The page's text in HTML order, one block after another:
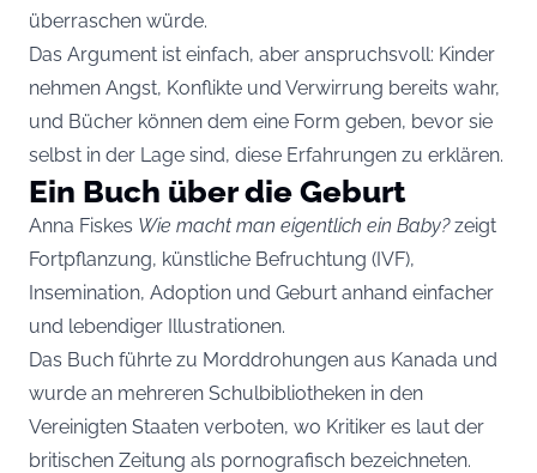
überraschen würde.
Das Argument ist einfach, aber anspruchsvoll: Kinder
nehmen Angst, Konflikte und Verwirrung bereits wahr,
und Bücher können dem eine Form geben, bevor sie
selbst in der Lage sind, diese Erfahrungen zu erklären.
Ein Buch über die Geburt
Anna Fiskes Wie macht man eigentlich ein Baby?zeigt
Fortpflanzung, künstliche Befruchtung (IVF),
Insemination, Adoption und Geburt anhand einfacher
und lebendiger Illustrationen.
Das Buch führte zu Morddrohungen aus Kanada und
wurde an mehreren Schulbibliotheken in den
Vereinigten Staaten verboten, wo Kritiker es laut der
britischen Zeitung als pornografisch bezeichneten.